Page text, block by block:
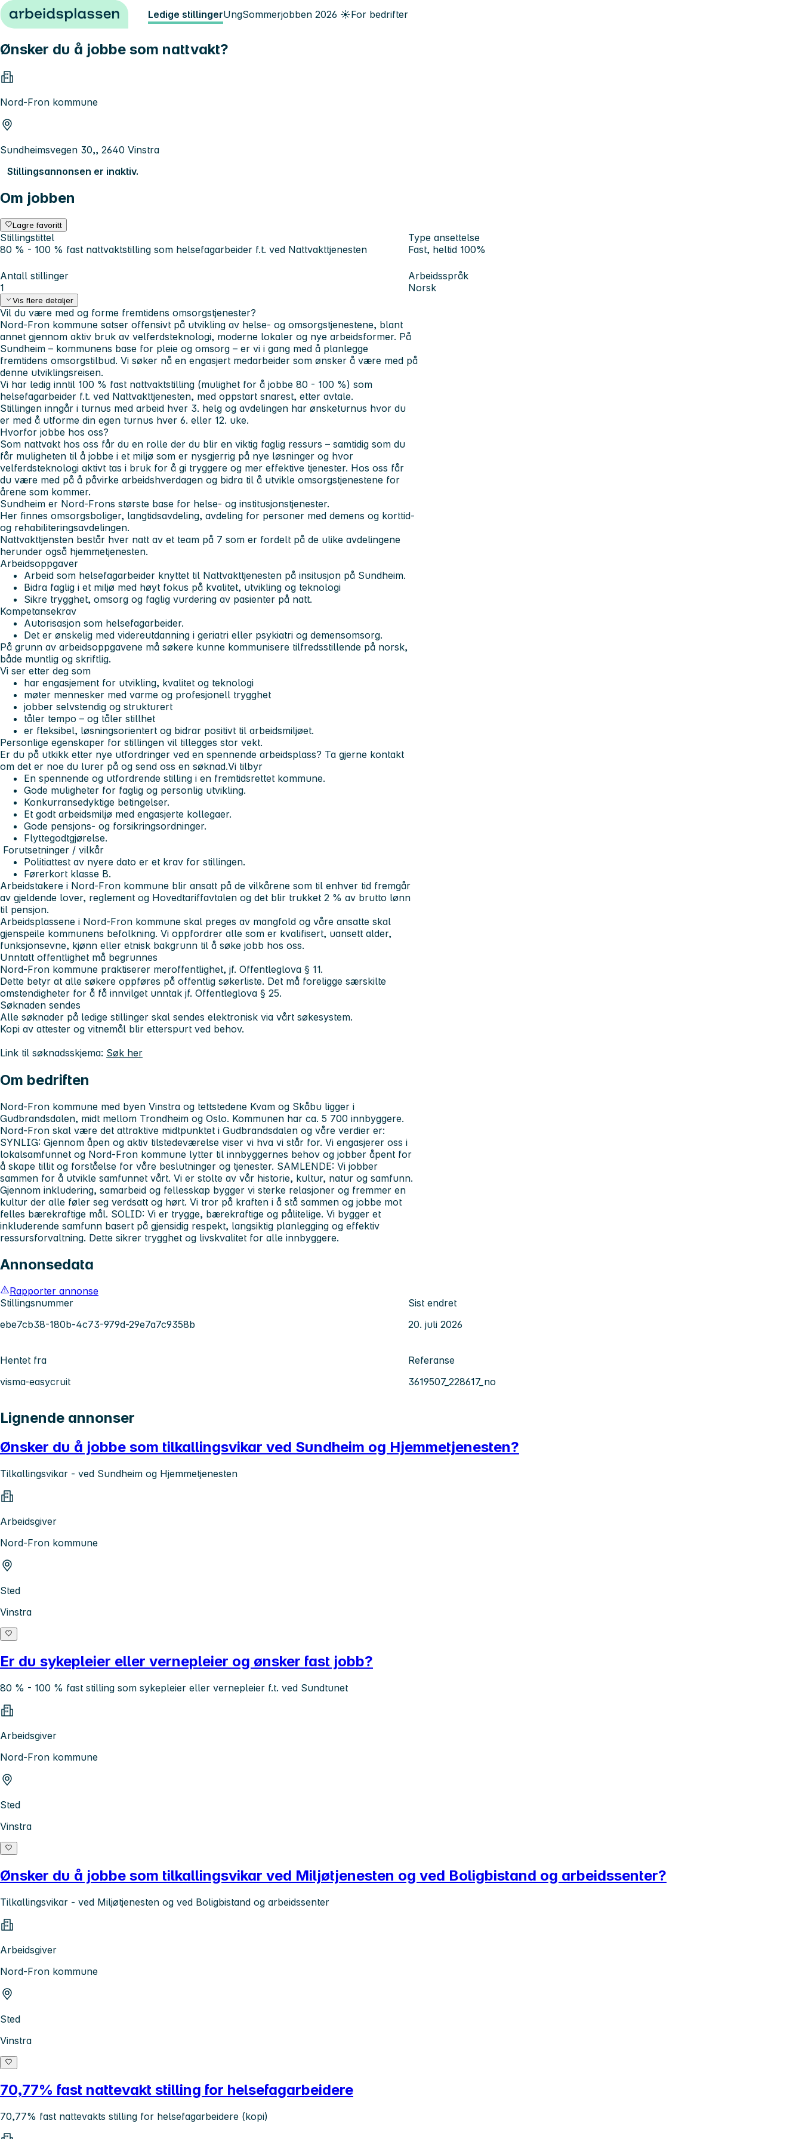
Hopp til innhold Ledige stillingerUngSommerjobben 2026 ☀️For bedrifter
Ønsker du å jobbe som nattvakt?
Nord-Fron kommune
Sundheimsvegen 30,, 2640 Vinstra
Stillingsannonsen er inaktiv.
Om jobben
Lagre favoritt
Stillingstittel
80 % - 100 % fast nattvaktstilling som helsefagarbeider f.t. ved Nattvakttjenesten
Type ansettelse
Fast, heltid 100%
Antall stillinger
1
Arbeidsspråk
Norsk
Vis flere detaljer
Vil du være med og forme fremtidens omsorgstjenester?
Nord-Fron kommune satser offensivt på utvikling av helse- og omsorgstjenestene, blant
annet gjennom aktiv bruk av velferdsteknologi, moderne lokaler og nye arbeidsformer. På
Sundheim – kommunens base for pleie og omsorg – er vi i gang med å planlegge
fremtidens omsorgstilbud. Vi søker nå en engasjert medarbeider som ønsker å være med på
denne utviklingsreisen.
Vi har ledig inntil 100 % fast nattvaktstilling (mulighet for å jobbe 80 - 100 %) som
helsefagarbeider f.t. ved Nattvakttjenesten, med oppstart snarest, etter avtale.
Stillingen inngår i turnus med arbeid hver 3. helg og avdelingen har ønsketurnus hvor du
er med å utforme din egen turnus hver 6. eller 12. uke.
Hvorfor jobbe hos oss?
Som nattvakt hos oss får du en rolle der du blir en viktig faglig ressurs – samtidig som du
får muligheten til å jobbe i et miljø som er nysgjerrig på nye løsninger og hvor
velferdsteknologi aktivt tas i bruk for å gi tryggere og mer effektive tjenester. Hos oss får
du være med på å påvirke arbeidshverdagen og bidra til å utvikle omsorgstjenestene for
årene som kommer.
Sundheim er Nord-Frons største base for helse- og institusjonstjenester.
Her finnes omsorgsboliger, langtidsavdeling, avdeling for personer med demens og korttid-
og rehabiliteringsavdelingen.
Nattvakttjensten består hver natt av et team på 7 som er fordelt på de ulike avdelingene
herunder også hjemmetjenesten.
Arbeidsoppgaver
Arbeid som helsefagarbeider knyttet til Nattvakttjenesten på insitusjon på Sundheim.
Bidra faglig i et miljø med høyt fokus på kvalitet, utvikling og teknologi
Sikre trygghet, omsorg og faglig vurdering av pasienter på natt.
Kompetansekrav
Autorisasjon som helsefagarbeider.
Det er ønskelig med videreutdanning i geriatri eller psykiatri og demensomsorg.
På grunn av arbeidsoppgavene må søkere kunne kommunisere tilfredsstillende på norsk,
både muntlig og skriftlig.
Vi ser etter deg som
har engasjement for utvikling, kvalitet og teknologi
møter mennesker med varme og profesjonell trygghet
jobber selvstendig og strukturert
tåler tempo – og tåler stillhet
er fleksibel, løsningsorientert og bidrar positivt til arbeidsmiljøet.
Personlige egenskaper for stillingen vil tillegges stor vekt.
Er du på utkikk etter nye utfordringer ved en spennende arbeidsplass? Ta gjerne kontakt
om det er noe du lurer på og send oss en søknad.Vi tilbyr
En spennende og utfordrende stilling i en fremtidsrettet kommune.
Gode muligheter for faglig og personlig utvikling.
Konkurransedyktige betingelser.
Et godt arbeidsmiljø med engasjerte kollegaer.
Gode pensjons- og forsikringsordninger.
Flyttegodtgjørelse.
Forutsetninger / vilkår
Politiattest av nyere dato er et krav for stillingen.
Førerkort klasse B.
Arbeidstakere i Nord-Fron kommune blir ansatt på de vilkårene som til enhver tid fremgår
av gjeldende lover, reglement og Hovedtariffavtalen og det blir trukket 2 % av brutto lønn
til pensjon.
Arbeidsplassene i Nord-Fron kommune skal preges av mangfold og våre ansatte skal
gjenspeile kommunens befolkning. Vi oppfordrer alle som er kvalifisert, uansett alder,
funksjonsevne, kjønn eller etnisk bakgrunn til å søke jobb hos oss.
Unntatt offentlighet må begrunnes
Nord-Fron kommune praktiserer meroffentlighet, jf. Offentleglova § 11.
Dette betyr at alle søkere oppføres på offentlig søkerliste. Det må foreligge særskilte
omstendigheter for å få innvilget unntak jf. Offentleglova § 25.
Søknaden sendes
Alle søknader på ledige stillinger skal sendes elektronisk via vårt søkesystem.
Kopi av attester og vitnemål blir etterspurt ved behov.
Link til søknadsskjema: Søk her
Om bedriften
Nord-Fron kommune med byen Vinstra og tettstedene Kvam og Skåbu ligger i
Gudbrandsdalen, midt mellom Trondheim og Oslo. Kommunen har ca. 5 700 innbyggere.
Nord-Fron skal være det attraktive midtpunktet i Gudbrandsdalen og våre verdier er:
SYNLIG: Gjennom åpen og aktiv tilstedeværelse viser vi hva vi står for. Vi engasjerer oss i
lokalsamfunnet og Nord-Fron kommune lytter til innbyggernes behov og jobber åpent for
å skape tillit og forståelse for våre beslutninger og tjenester. SAMLENDE: Vi jobber
sammen for å utvikle samfunnet vårt. Vi er stolte av vår historie, kultur, natur og samfunn.
Gjennom inkludering, samarbeid og fellesskap bygger vi sterke relasjoner og fremmer en
kultur der alle føler seg verdsatt og hørt. Vi tror på kraften i å stå sammen og jobbe mot
felles bærekraftige mål. SOLID: Vi er trygge, bærekraftige og pålitelige. Vi bygger et
inkluderende samfunn basert på gjensidig respekt, langsiktig planlegging og effektiv
ressursforvaltning. Dette sikrer trygghet og livskvalitet for alle innbyggere.
Annonsedata
Rapporter annonse
Stillingsnummer
ebe7cb38-180b-4c73-979d-29e7a7c9358b
Sist endret
20. juli 2026
Hentet fra
visma-easycruit
Referanse
3619507_228617_no
Lignende annonser
Ønsker du å jobbe som tilkallingsvikar ved Sundheim og Hjemmetjenesten?
Tilkallingsvikar - ved Sundheim og Hjemmetjenesten
Arbeidsgiver
Nord-Fron kommune
Sted
Vinstra
Er du sykepleier eller vernepleier og ønsker fast jobb?
80 % - 100 % fast stilling som sykepleier eller vernepleier f.t. ved Sundtunet
Arbeidsgiver
Nord-Fron kommune
Sted
Vinstra
Ønsker du å jobbe som tilkallingsvikar ved Miljøtjenesten og ved Boligbistand og arbeidssenter?
Tilkallingsvikar - ved Miljøtjenesten og ved Boligbistand og arbeidssenter
Arbeidsgiver
Nord-Fron kommune
Sted
Vinstra
70,77% fast nattevakt stilling for helsefagarbeidere
70,77% fast nattevakts stilling for helsefagarbeidere (kopi)